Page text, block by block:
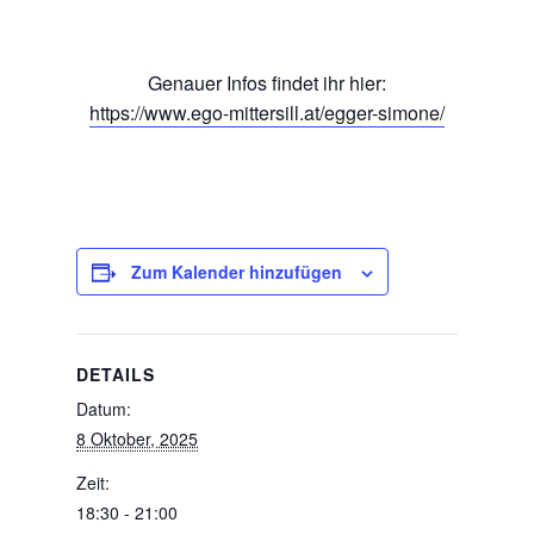
Genauer Infos findet ihr hier:
https://www.ego-mittersill.at/egger-simone/
Zum Kalender hinzufügen
DETAILS
Datum:
8 Oktober, 2025
Zeit:
18:30 - 21:00